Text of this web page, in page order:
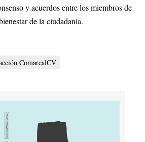
y acuerdos entre los miembros de
de la ciudadanía.
ComarcalCV